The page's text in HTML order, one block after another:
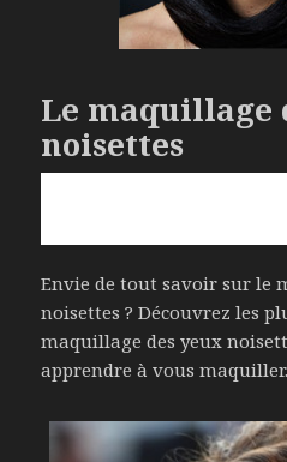
Le maquillage
noisettes
Envie de tout savoir sur le
noisettes ? Découvrez les
maquillage des yeux
apprendre à vous maquiller.